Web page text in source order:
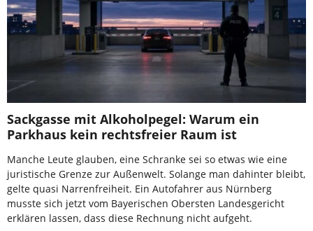
Sackgasse mit Alkoholpegel: Warum ein
Parkhaus kein rechtsfreier Raum ist
Manche Leute glauben, eine Schranke sei so etwas wie eine
juristische Grenze zur Außenwelt. Solange man dahinter bleibt,
gelte quasi Narrenfreiheit. Ein Autofahrer aus Nürnberg
musste sich jetzt vom Bayerischen Obersten Landesgericht
erklären lassen, dass diese Rechnung nicht aufgeht.